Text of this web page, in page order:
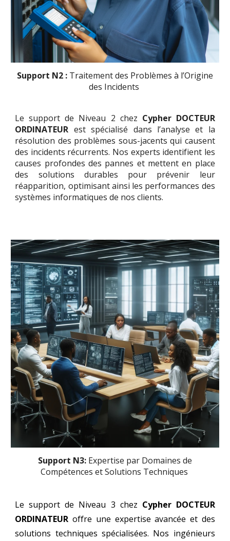
Support N2 : Traitement des Problèmes à l’Origine
des Incidents
Le support de Niveau 2 chez Cypher DOCTEUR
ORDINATEUR est spécialisé dans l’analyse et la
résolution des problèmes sous-jacents qui causent
des incidents récurrents. Nos experts identifient les
causes profondes des pannes et mettent en place
des solutions durables pour prévenir leur
réapparition, optimisant ainsi les performances des
systèmes informatiques de nos clients.
Support N3: Expertise par Domaines de
Compétences et Solutions Techniques
Le support de Niveau 3 chez Cypher DOCTEUR
ORDINATEUR offre une expertise avancée et des
solutions techniques spécialisées. Nos ingénieurs